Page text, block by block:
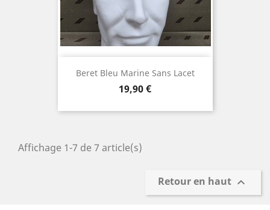
Beret Bleu Marine Sans Lacet
Prix
19,90 €
Affichage 1-7 de 7 article(s)
Retour en haut 